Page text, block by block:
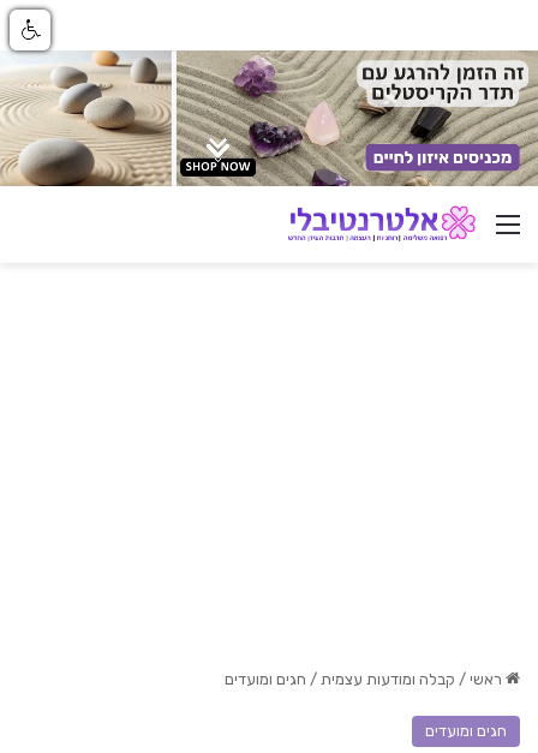
ניווט באתר
ראשי / קבלה ומודעות עצמית / חגים ומועדים
חגים ומועדים